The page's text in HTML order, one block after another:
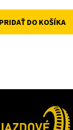
price
was:
price
is:
PRIDAŤ DO KOŠÍKA